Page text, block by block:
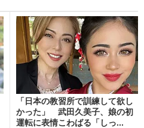
「日本の教習所で訓練して欲し
かった」 武田久美子、娘の初
運転に表情こわばる「しっ...